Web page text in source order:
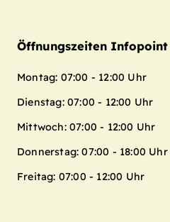
Öffnungszeiten Infopoint
Montag: 07:00 - 12:00 Uhr
Dienstag: 07:00 - 12:00 Uhr
Mittwoch: 07:00 - 12:00 Uhr
Donnerstag: 07:00 - 18:00 Uhr
Freitag: 07:00 - 12:00 Uhr